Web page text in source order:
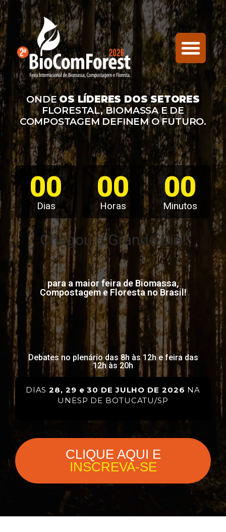
ONDEOS LÍDERES DOS SETORES
FLORESTAL, BIOMASSA E DE
COMPOSTAGEM DEFINEM O FUTURO.
00
Dias
00
Horas
00
Minutos
Chegou o Grande Dia!
para a maior feira de Biomassa,
Compostagem e Floresta no Brasil!
Debates no plenário das 8h às 12h e feira das
12h às 20h
DIAS28, 29 e 30 DE JULHO DE 2026 NA
UNESP DE BOTUCATU/SP
CLIQUE AQUI E
INSCREVA-SE